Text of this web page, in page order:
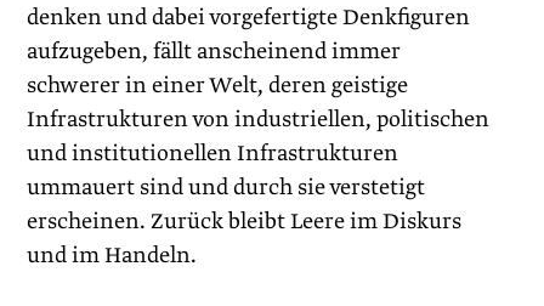
denken und dabei vorgefertigte Denkfiguren
aufzugeben, fällt anscheinend immer
schwerer in einer Welt, deren geistige
Infrastrukturen von industriellen, politischen
und institutionellen Infrastrukturen
ummauert sind und durch sie verstetigt
erscheinen. Zurück bleibt Leere im Diskurs
und im Handeln.